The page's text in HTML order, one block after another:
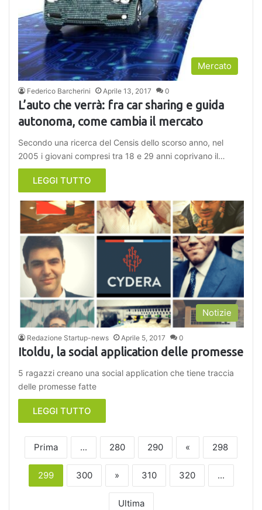
Mercato
Federico Barcherini Aprile 13, 2017 0
L’auto che verrà: fra car sharing e guida
autonoma, come cambia il mercato
Secondo una ricerca del Censis dello scorso anno, nel
2005 i giovani compresi tra 18 e 29 anni coprivano il…
LEGGI TUTTO
Notizie
Redazione Startup-news Aprile 5, 2017 0
Itoldu, la social application delle promesse
5 ragazzi creano una social application che tiene traccia
delle promesse fatte
LEGGI TUTTO
Prima ... 280 290 « 298
299 300 » 310 320 ...
Ultima